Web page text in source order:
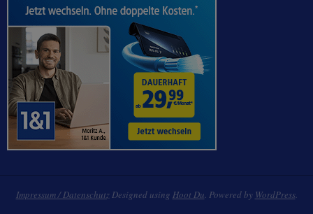
Impressum / DatenschutzDesigned using Hoot Du. Powered by WordPress.